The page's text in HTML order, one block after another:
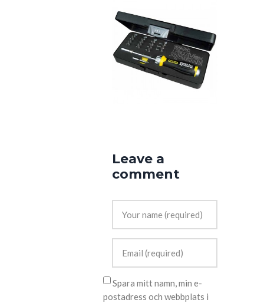
Leave a
comment
Spara mitt namn, min e-
postadress och webbplats i